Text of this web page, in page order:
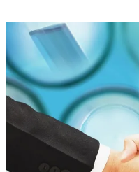
業界で選ぶ
カテゴリで選ぶ